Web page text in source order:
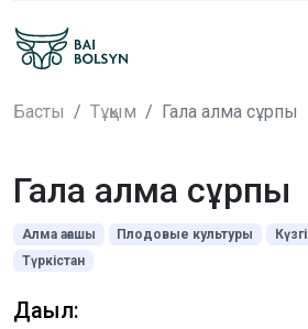
Басты Тұқым Гала алма сұрпы
Гала алма сұрпы
Алма ағашы Плодовые культуры Күзгі
Түркістан
Дақыл: